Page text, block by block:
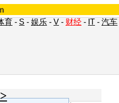
育 - S - 娱乐 - V - 财经 - IT - 汽车